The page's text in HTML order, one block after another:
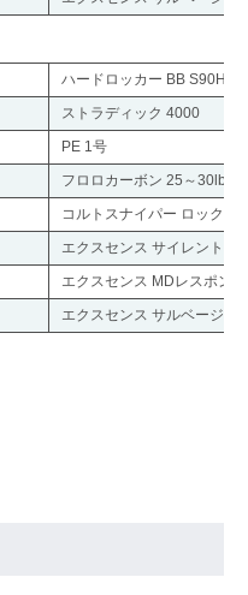
ハードロッカー BB S90H
ストラディック 4000
PE 1号
フロロカーボン 25～30lb.
コルトスナイパー ロックウ
エクスセンス サイレントア
エクスセンス MDレスポン
エクスセンス サルベージ